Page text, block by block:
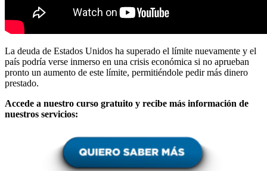
La deuda de Estados Unidos ha superado el límite nuevamente y el
país podría verse inmerso en una crisis económica si no aprueban
pronto un aumento de este límite, permitiéndole pedir más dinero
prestado.
Accede a nuestro curso gratuito y recibe más información de
nuestros servicios: